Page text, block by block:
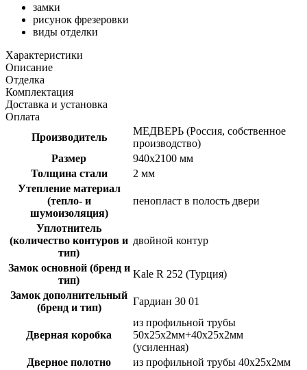
замки
рисунок фрезеровки
виды отделки
Характеристики
Описание
Отделка
Комплектация
Доставка и установка
Оплата
Производитель
МЕДВЕРЬ (Россия, собственное
производство)
Размер
940х2100 мм
Толщина стали
2 мм
Утепление материал
(тепло- и
шумоизоляция)
пенопласт в полость двери
Уплотнитель
(количество контуров и
тип)
двойной контур
Замок основной (бренд и
тип)
Kale R 252 (Турция)
Замок дополнительный
(бренд и тип)
Гардиан 30 01
Дверная коробка
из профильной трубы
50х25х2мм+40х25х2мм
(усиленная)
Дверное полотно
из профильной трубы 40х25х2мм